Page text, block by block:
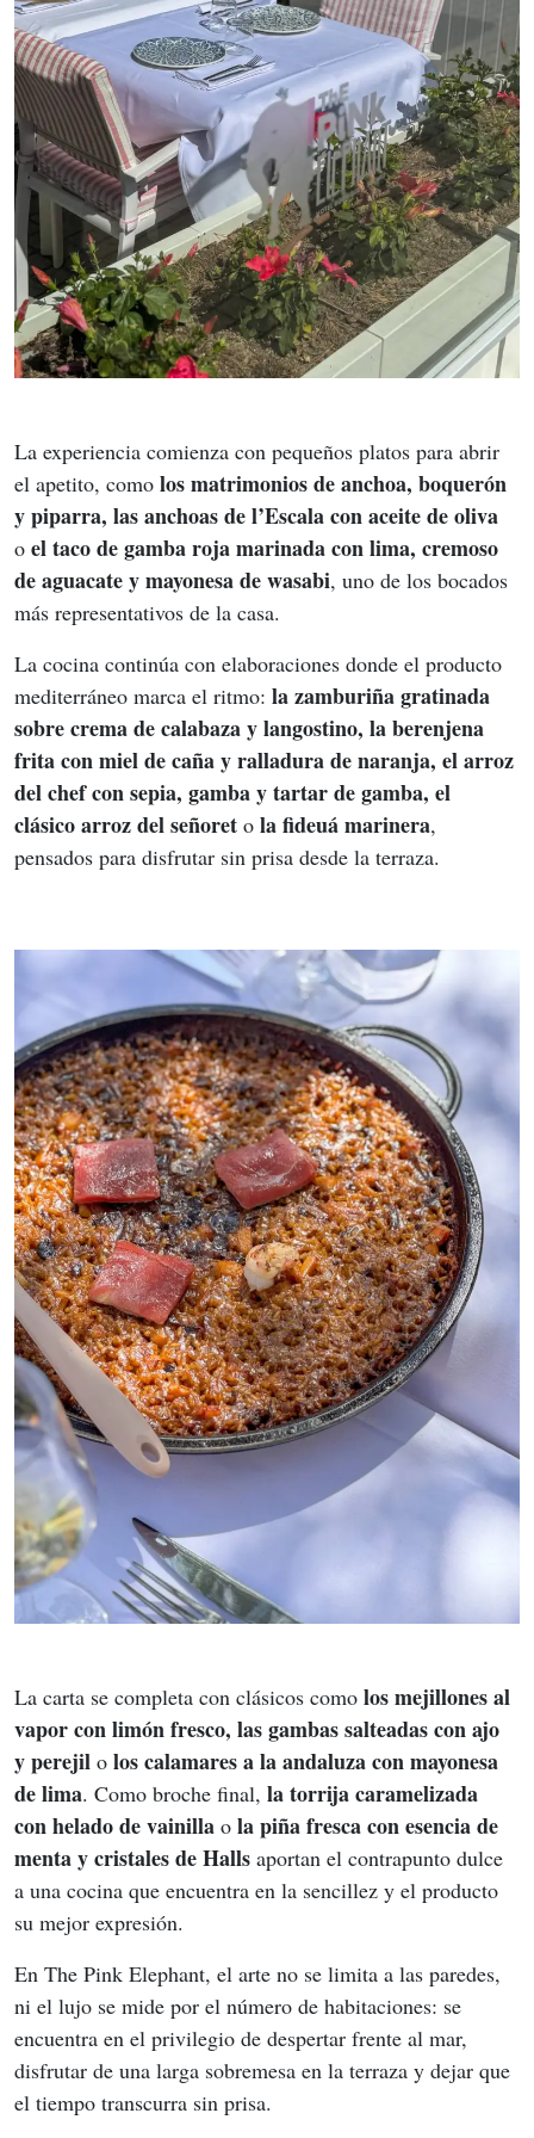
La experiencia comienza con pequeños platos para abrir
el apetito, como los matrimonios de anchoa, boquerón
y piparra, las anchoas de l’Escala con aceite de oliva
o el taco de gamba roja marinada con lima, cremoso
de aguacate y mayonesa de wasabi, uno de los bocados
más representativos de la casa.
La cocina continúa con elaboraciones donde el producto
mediterráneo marca el ritmo: la zamburiña gratinada
sobre crema de calabaza y langostino, la berenjena
frita con miel de caña y ralladura de naranja, el arroz
del chef con sepia, gamba y tartar de gamba, el
clásico arroz del señoret o la fideuá marinera,
pensados para disfrutar sin prisa desde la terraza.
La carta se completa con clásicos como los mejillones al
vapor con limón fresco, las gambas salteadas con ajo
y perejil o los calamares a la andaluza con mayonesa
de lima. Como broche final, la torrija caramelizada
con helado de vainilla o la piña fresca con esencia de
menta y cristales de Halls aportan el contrapunto dulce
a una cocina que encuentra en la sencillez y el producto
su mejor expresión.
En The Pink Elephant, el arte no se limita a las paredes,
ni el lujo se mide por el número de habitaciones: se
encuentra en el privilegio de despertar frente al mar,
disfrutar de una larga sobremesa en la terraza y dejar que
el tiempo transcurra sin prisa.